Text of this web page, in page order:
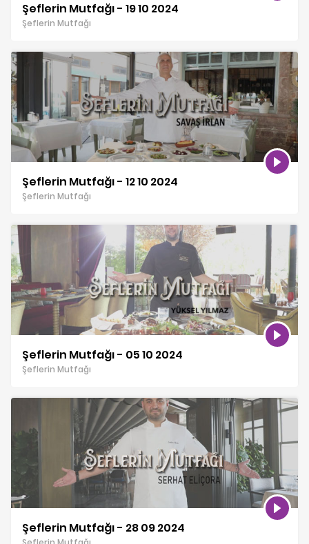
Şeflerin Mutfağı - 19 10 2024
Şeflerin Mutfağı
Şeflerin Mutfağı - 12 10 2024
Şeflerin Mutfağı
Şeflerin Mutfağı - 05 10 2024
Şeflerin Mutfağı
Şeflerin Mutfağı - 28 09 2024